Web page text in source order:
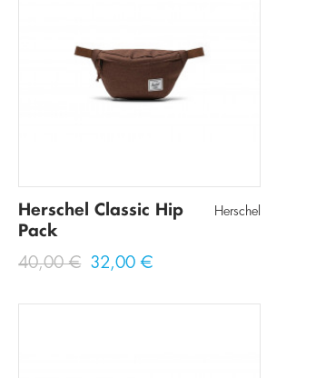
Herschel Classic Hip
Pack
Herschel
40,00 € 32,00 €